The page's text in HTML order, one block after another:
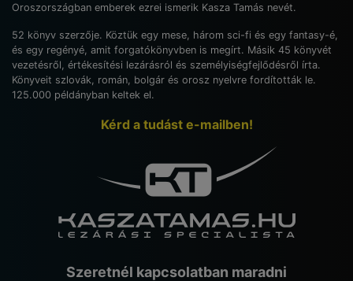
Oroszországban emberek ezrei ismerik Kasza Tamás nevét.
52 könyv szerzője. Köztük egy mese, három sci-fi és egy fantasy-é,
és egy regényé, amit forgatókönyvben is megírt. Másik 45 könyvét
vezetésről, értékesítési lezárásról és személyiségfejlődésről írta.
Könyveit szlovák, román, bolgár és orosz nyelvre fordították le.
125.000 példányban keltek el.
Kérd a tudást e-mailben!
Szeretnél kapcsolatban maradni